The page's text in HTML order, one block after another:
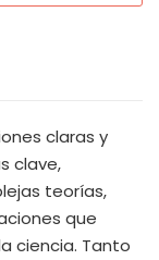
claras y
clave,
teorías,
que
ciencia. Tanto